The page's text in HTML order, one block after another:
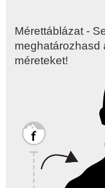
Mérettáblázat -
meghatározhasd
méreteket!